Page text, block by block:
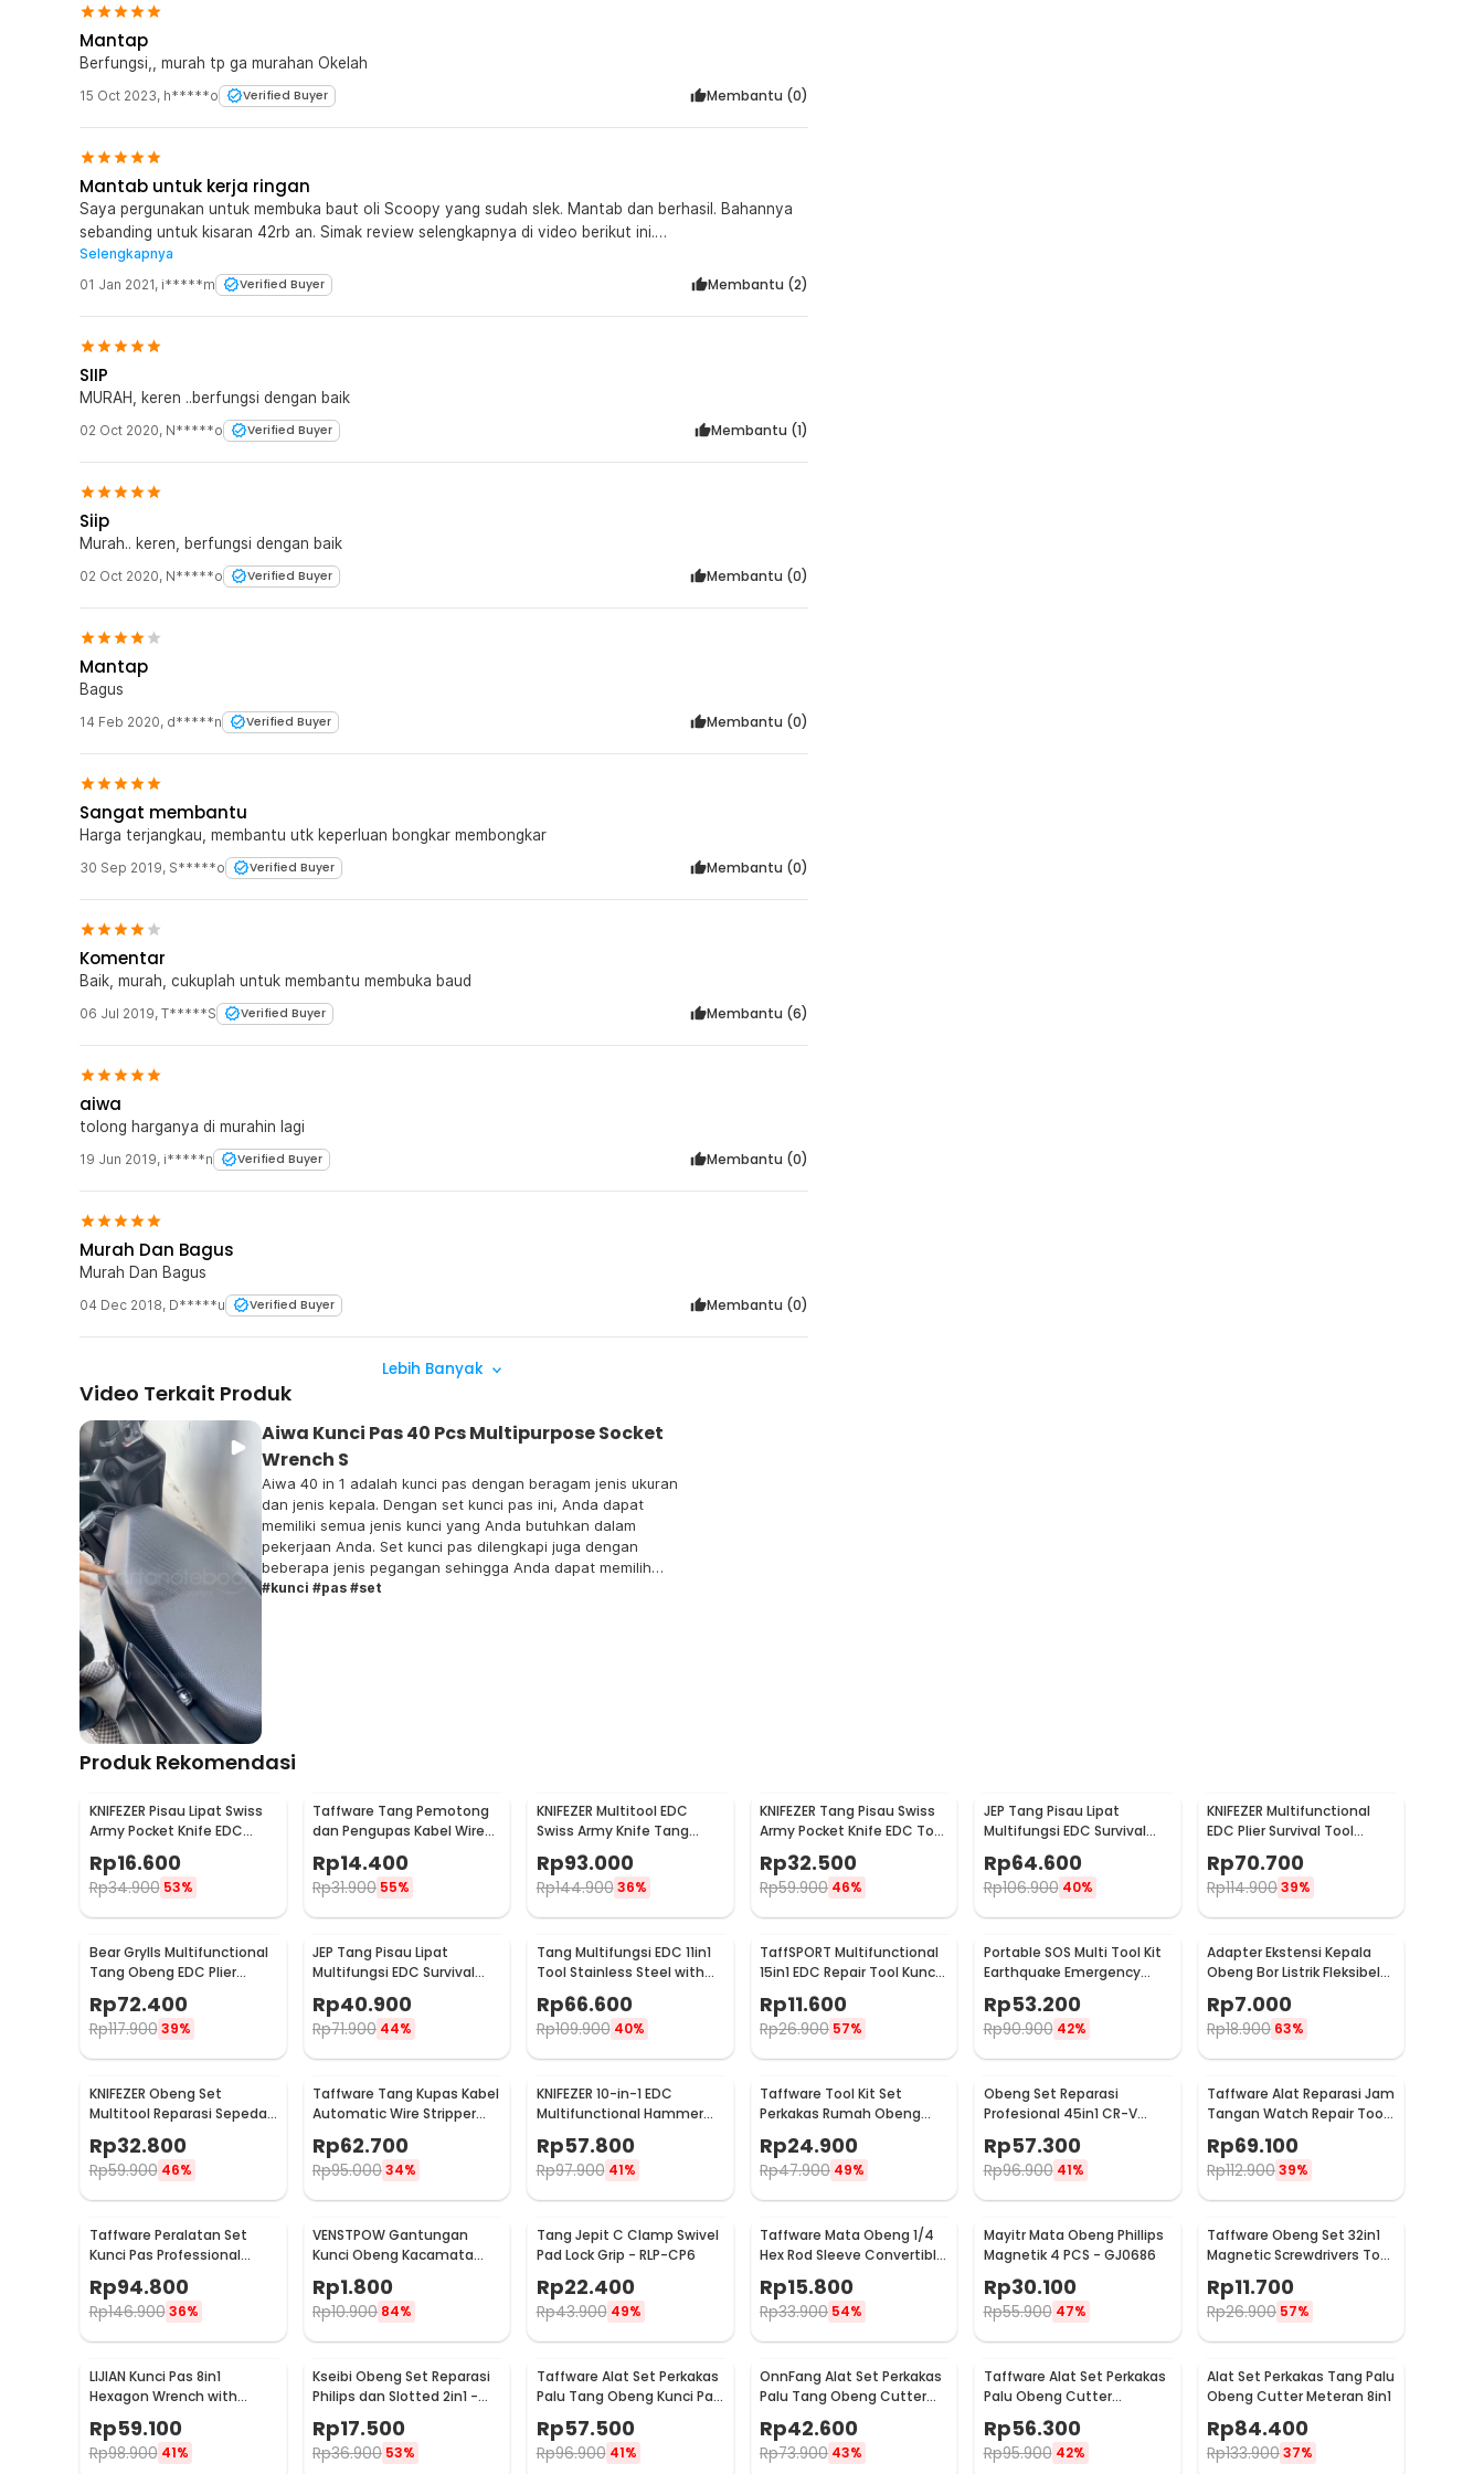
Mantap
Berfungsi,, murah tp ga murahan Okelah
15 Oct 2023, h*****o Verified Buyer Membantu (0)
Mantab untuk kerja ringan
Saya pergunakan untuk membuka baut oli Scoopy yang sudah slek. Mantab dan berhasil. Bahannya
sebanding untuk kisaran 42rb an. Simak review selengkapnya di video berikut ini.
https://youtu.be/0pm98Yw7Twc
Selengkapnya
01 Jan 2021, i*****m Verified Buyer Membantu (2)
SIIP
MURAH, keren ..berfungsi dengan baik
02 Oct 2020, N*****o Verified Buyer Membantu (1)
Siip
Murah.. keren, berfungsi dengan baik
02 Oct 2020, N*****o Verified Buyer Membantu (0)
Mantap
Bagus
14 Feb 2020, d*****n Verified Buyer Membantu (0)
Sangat membantu
Harga terjangkau, membantu utk keperluan bongkar membongkar
30 Sep 2019, S*****o Verified Buyer Membantu (0)
Komentar
Baik, murah, cukuplah untuk membantu membuka baud
06 Jul 2019, T*****S Verified Buyer Membantu (6)
aiwa
tolong harganya di murahin lagi
19 Jun 2019, i*****n Verified Buyer Membantu (0)
Murah Dan Bagus
Murah Dan Bagus
04 Dec 2018, D*****u Verified Buyer Membantu (0)
Lebih Banyak
Video Terkait Produk
Aiwa Kunci Pas 40 Pcs Multipurpose Socket
Wrench S
Aiwa 40 in 1 adalah kunci pas dengan beragam jenis ukuran
dan jenis kepala. Dengan set kunci pas ini, Anda dapat
memiliki semua jenis kunci yang Anda butuhkan dalam
pekerjaan Anda. Set kunci pas dilengkapi juga dengan
beberapa jenis pegangan sehingga Anda dapat memilih
sesuai kebutuhan Anda.
#kunci #pas #set
Produk Rekomendasi
KNIFEZER Pisau Lipat Swiss
Army Pocket Knife EDC
Multifungsi 11in1 - A3011
Rp16.600
Rp34.900 53%
Taffware Tang Pemotong
dan Pengupas Kabel Wire
Rp14.400
Rp31.900 55%
KNIFEZER Multitool EDC
Swiss Army Knife Tang
Kunci Pas Stainless Steel -
MPG05
Rp93.000
Rp144.900 36%
KNIFEZER Tang Pisau Swiss
Army Pocket Knife EDC Tool
Stainless Steel - A3009
Rp32.500
Rp59.900 46%
JEP Tang Pisau Lipat
Multifungsi EDC Survival
Tool Stainless Steel -
MPA22S
Rp64.600
Rp106.900 40%
KNIFEZER Multifunctional
EDC Plier Survival Tool
Rp70.700
Rp114.90039%
Bear Grylls Multifunctional
Tang Obeng EDC Plier
Rp72.400
Rp117.900 39%
JEP Tang Pisau Lipat
Multifungsi EDC Survival
MPA13
Rp40.900
Rp71.900 44%
Tang Multifungsi EDC 11in1
Tool Stainless Steel with
Lock System - MPA01
Rp66.600
Rp109.900 40%
TaffSPORT Multifunctional
15in1 EDC Repair Tool Kunci
Pas Hex Obeng - HW0668
Rp11.600
Rp26.900 57%
Portable SOS Multi Tool Kit
Earthquake Emergency
Outdoor Survival - JT21
Rp53.200
Rp90.900 42%
Adapter Ekstensi Kepala
Obeng Bor Listrik Fleksibel
Rp7.000
Rp18.900 63%
KNIFEZER Obeng Set
Multitool Reparasi Sepeda
Swiss Army EDC 11in1 - T25
Rp32.800
Rp59.900 46%
Taffware Tang Kupas Kabel
Automatic Wire Stripper
Cutter Crimper - TK0742
Rp62.700
Rp95.00034%
KNIFEZER 10-in-1 EDC
Multifunctional Hammer
Tool for Camping Survival -
WL-9003
Rp57.800
Rp97.900 41%
Taffware Tool Kit Set
Perkakas Rumah Obeng
KS-011
Rp24.900
Rp47.900 49%
Obeng Set Reparasi
Profesional 45in1 CR-V
untuk HP Laptop Elektronik
- 6093
Rp57.300
Rp96.900 41%
Taffware Alat Reparasi Jam
Tangan Watch Repair Tool
Kit Lengkap 13in1 - SC8005
Rp69.100
Rp112.90039%
Taffware Peralatan Set
Kunci Pas Professional
Tools 53in1 - CR-V53
Rp94.800
Rp146.900 36%
VENSTPOW Gantungan
Kunci Obeng Kacamata
Screwdriver Plus Minus
Hexagon - V001
Rp1.800
Rp10.900 84%
Tang Jepit C Clamp Swivel
Pad Lock Grip - RLP-CP6
Rp22.400
Rp43.900 49%
Taffware Mata Obeng 1/4
Hex Rod Sleeve Convertible
Joints 8 PCS
Rp15.800
Rp33.900 54%
Mayitr Mata Obeng Phillips
Magnetik 4 PCS - GJ0686
Rp30.100
Rp55.900 47%
Taffware Obeng Set 32in1
Magnetic Screwdrivers Tool
Rp11.700
Rp26.900 57%
LIJIAN Kunci Pas 8in1
Hexagon Wrench with
Rp59.100
Rp98.900 41%
Kseibi Obeng Set Reparasi
Philips dan Slotted 2in1 -
Rp17.500
Rp36.900 53%
Taffware Alat Set Perkakas
Palu Tang Obeng Kunci Pas
Rp57.500
Rp96.900 41%
OnnFang Alat Set Perkakas
Palu Tang Obeng Cutter
Meteran 8in1 - YL-8009A
Rp42.600
Rp73.900 43%
Taffware Alat Set Perkakas
Palu Obeng Cutter
Meteran 8in1
Rp56.300
Rp95.900 42%
Alat Set Perkakas Tang Palu
Obeng Cutter Meteran 8in1
Rp84.400
Rp133.90037%